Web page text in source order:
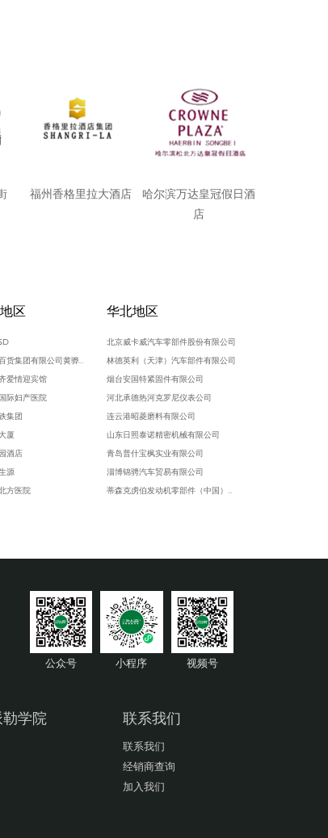
福州香格里拉大酒店
哈尔滨万达皇冠假日酒
店
区 华北地区
信誉楼百货集团有限公司黄骅信誉楼商厦
爱情迎宾馆
际妇产医院
集团
厦
酒店
源
方医院
府办公楼
呼和浩特香格里拉大酒店
市飞鹰齿轮厂
密工业有限公司
北京威卡威汽车零部件股份有限公司
林德英利（天津）汽车部件有限公司
烟台安国特紧固件有限公司
河北承德热河克罗尼仪表公司
连云港昭菱磨料有限公司
山东日照泰诺精密机械有限公司
青岛普什宝枫实业有限公司
淄博锦骋汽车贸易有限公司
廊坊卢卡斯伟利达廊重制动有限公司
天津一汽丰田汽车有限公司
青岛毕勤电子有限公司
中国科学院理化技术研究所
北京煤炭科学研究总院
公众号 小程序 视频号
勒学院 联系我们
联系我们
经销商查询
加入我们